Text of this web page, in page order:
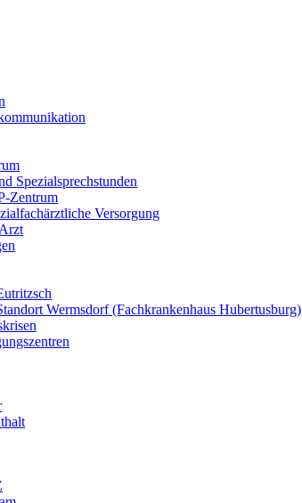
Spezialsprechstunden
Zentrum
Versorgung
Wermsdorf (Fachkrankenhaus Hubertusburg)